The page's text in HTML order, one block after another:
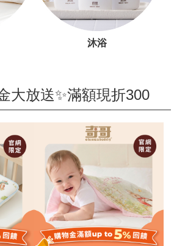
沐浴
大放送✨滿額現折300